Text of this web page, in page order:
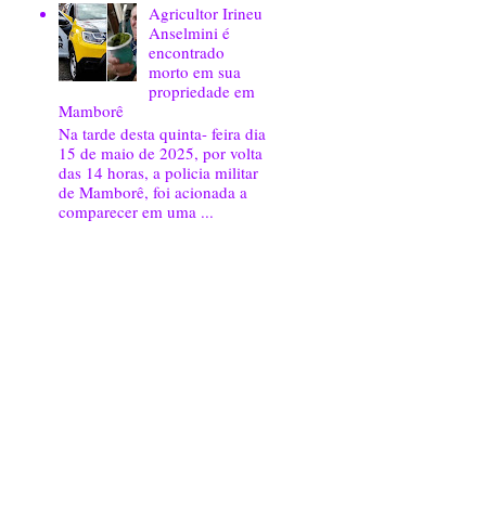
Agricultor Irineu
Anselmini é
encontrado
morto em sua
propriedade em
Mamborê
Na tarde desta quinta- feira dia
15 de maio de 2025, por volta
das 14 horas, a policia militar
de Mamborê, foi acionada a
comparecer em uma ...